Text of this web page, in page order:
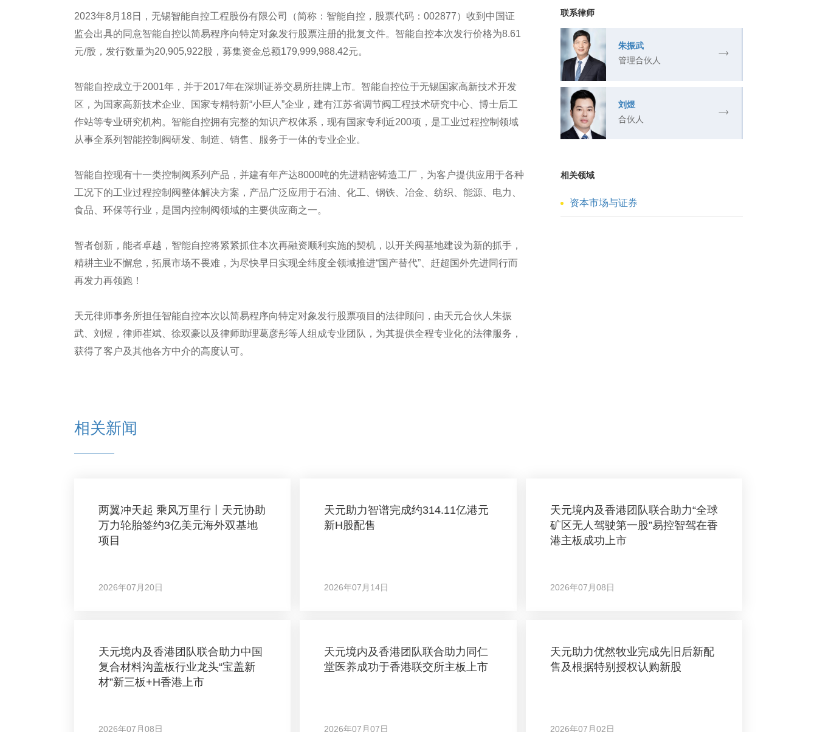
2023年8月18日，无锡智能自控工程股份有限公司（简称：智能自控，股票代码：002877）收到中国证
监会出具的同意智能自控以简易程序向特定对象发行股票注册的批复文件。智能自控本次发行价格为8.61
元/股，发行数量为20,905,922股，募集资金总额179,999,988.42元。
智能自控成立于2001年，并于2017年在深圳证券交易所挂牌上市。智能自控位于无锡国家高新技术开发
区，为国家高新技术企业、国家专精特新“小巨人”企业，建有江苏省调节阀工程技术研究中心、博士后工
作站等专业研究机构。智能自控拥有完整的知识产权体系，现有国家专利近200项，是工业过程控制领域
从事全系列智能控制阀研发、制造、销售、服务于一体的专业企业。
智能自控现有十一类控制阀系列产品，并建有年产达8000吨的先进精密铸造工厂，为客户提供应用于各种
工况下的工业过程控制阀整体解决方案，产品广泛应用于石油、化工、钢铁、冶金、纺织、能源、电力、
食品、环保等行业，是国内控制阀领域的主要供应商之一。
智者创新，能者卓越，智能自控将紧紧抓住本次再融资顺利实施的契机，以开关阀基地建设为新的抓手，
精耕主业不懈怠，拓展市场不畏难，为尽快早日实现全纬度全领域推进“国产替代”、赶超国外先进同行而
再发力再领跑！
天元律师事务所担任智能自控本次以简易程序向特定对象发行股票项目的法律顾问，由天元合伙人朱振
武、刘煜，律师崔斌、徐双豪以及律师助理葛彦彤等人组成专业团队，为其提供全程专业化的法律服务，
获得了客户及其他各方中介的高度认可。
联系律师
朱振武
管理合伙人
刘煜
合伙人
相关领域
资本市场与证券
相关新闻
两翼冲天起 乘风万里行丨天元协助
万力轮胎签约3亿美元海外双基地
项目
2026年07月20日
天元助力智谱完成约314.11亿港元
新H股配售
2026年07月14日
天元境内及香港团队联合助力“全球
矿区无人驾驶第一股”易控智驾在香
港主板成功上市
2026年07月08日
天元境内及香港团队联合助力中国
复合材料沟盖板行业龙头“宝盖新
材”新三板+H香港上市
2026年07月08日
天元境内及香港团队联合助力同仁
堂医养成功于香港联交所主板上市
2026年07月07日
天元助力优然牧业完成先旧后新配
售及根据特别授权认购新股
2026年07月02日